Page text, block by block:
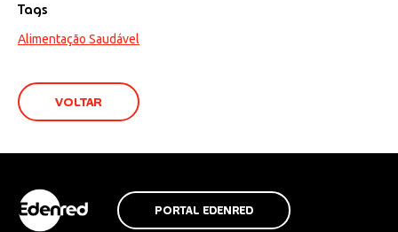
Tags
Alimentação Saudável
VOLTAR
PORTAL EDENRED